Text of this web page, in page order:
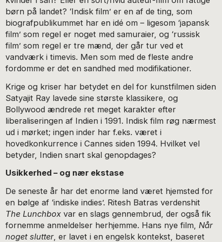
børn på landet? ‘Indisk film’ er en af de ting, som
biografpublikummet har en idé om – ligesom ‘japansk
film’ som regel er noget med samuraier, og ‘russisk
film’ som regel er tre mænd, der går tur ved et
vandværk i timevis. Men som med de fleste andre
fordomme er det en sandhed med modifikationer.
Krige og kriser har betydet en del for kunstfilmen siden
Satyajit Ray lavede sine største klassikere, og
Bollywood ændrede ret meget karakter efter
liberaliseringen af Indien i 1991. Indisk film røg nærmest
ud i mørket; ingen inder har f.eks. været i
hovedkonkurrence i Cannes siden 1994. Hvilket vel
betyder, Indien snart skal genopdages?
Usikkerhed – og nær ekstase
De seneste år har det enorme land været hjemsted for
en bølge af ‘indiske indies’. Ritesh Batras verdenshit
The Lunchbox var en slags gennembrud, der også fik
fornemme anmeldelser herhjemme. Hans nye film, Når
noget slutter, er lavet i en engelsk kontekst, baseret